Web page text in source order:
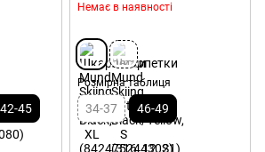
42-45
Немає в наявності
Розмірна таблиця
34-37 46-49